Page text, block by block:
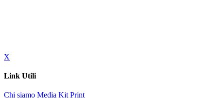
X
Link Utili
Chi siamo Media Kit Print